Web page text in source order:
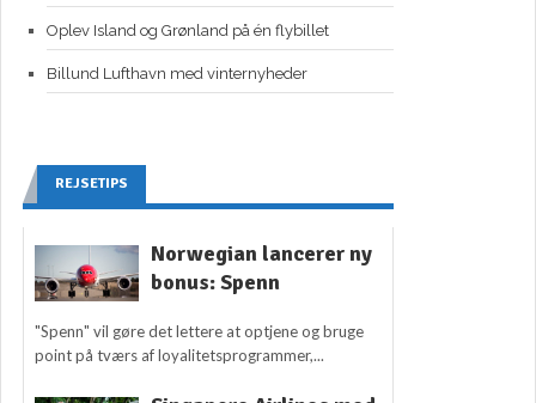
Oplev Island og Grønland på én flybillet
Billund Lufthavn med vinternyheder
REJSETIPS
Norwegian lancerer ny
bonus: Spenn
"Spenn" vil gøre det lettere at optjene og bruge
point på tværs af loyalitetsprogrammer,...